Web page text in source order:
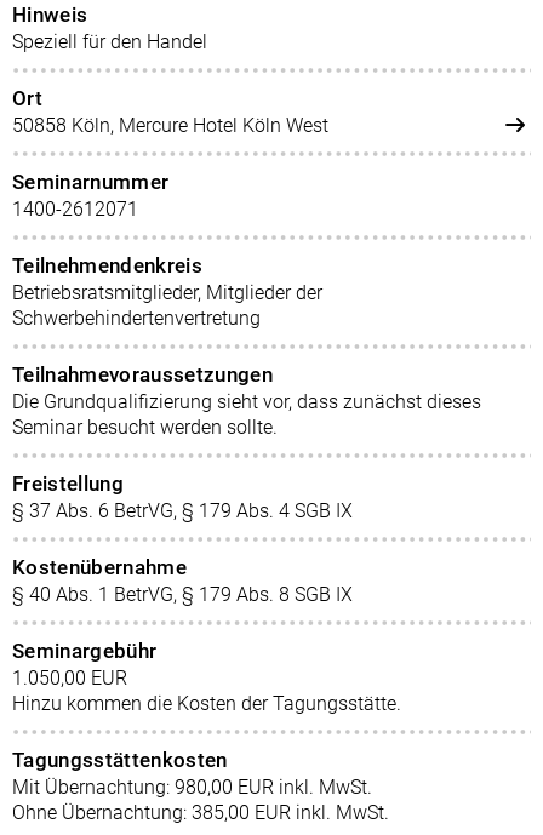
Hinweis
Speziell für den Handel
Ort
50858 Köln, Mercure Hotel Köln West
Seminarnummer
1400-2612071
Teilnehmendenkreis
Betriebsratsmitglieder, Mitglieder der
Schwerbehindertenvertretung
Teilnahmevoraussetzungen
Die Grundqualifizierung sieht vor, dass zunächst dieses
Seminar besucht werden sollte.
Freistellung
§ 37 Abs. 6 BetrVG, § 179 Abs. 4 SGB IX
Kostenübernahme
§ 40 Abs. 1 BetrVG, § 179 Abs. 8 SGB IX
Seminargebühr
1.050,00 EUR
Hinzu kommen die Kosten der Tagungsstätte.
Tagungsstättenkosten
Mit Übernachtung: 980,00 EUR inkl. MwSt.
Ohne Übernachtung: 385,00 EUR inkl. MwSt.